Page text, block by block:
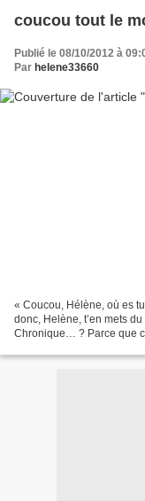
coucou tout le
Publié le 08/10/2012 à
Par helene33660
« Coucou, Hélène, où es
donc, Helène, t’en mets
Chronique… ? Parce que